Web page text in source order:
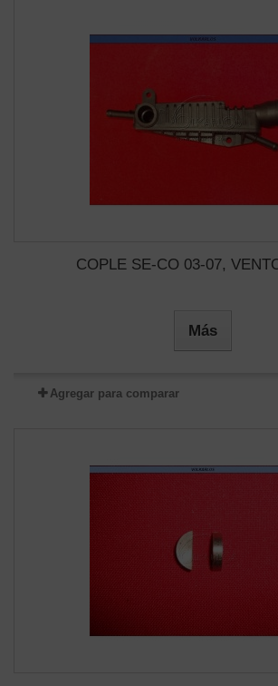
COPLE SE-CO 03-07,
Más
Agregar para comparar